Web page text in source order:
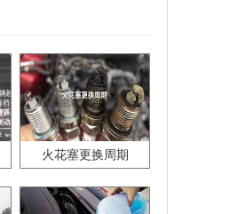
火花塞更换周期